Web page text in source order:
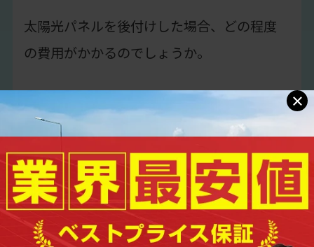
太陽光パネルを後付けした場合、どの程度
の費用がかかるのでしょうか。
費用の内訳と相場について解説しましょう。
太陽光パネルおよびパワーコンディショナー
などの機材費、設置に必要な足場などの部
材費、さらには工事にかかる人件費などが
初期費用に含まれます。
×